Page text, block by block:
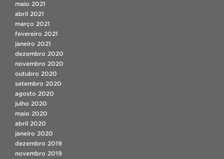
maio 2021
abril 2021
março 2021
fevereiro 2021
janeiro 2021
dezembro 2020
novembro 2020
outubro 2020
setembro 2020
agosto 2020
julho 2020
maio 2020
abril 2020
janeiro 2020
dezembro 2019
novembro 2019